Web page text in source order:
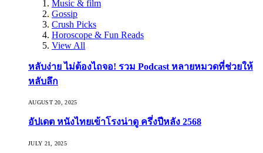
Music & film
Gossip
Crush Picks
Horoscope & Fun Reads
View All
หลับง่าย ไม่ต้องไถจอ! รวม Podcast หลายหมวดที่ช่วยให้
หลับลึก
AUGUST 20, 2025
อัปเดต หนังไทยเข้าโรงน่าดู ครึ่งปีหลัง 2568
JULY 21, 2025